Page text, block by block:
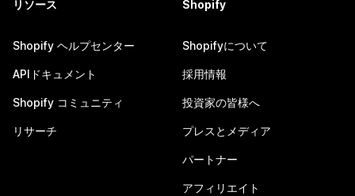
リソース
Shopify ヘルプセンター
APIドキュメント
Shopify コミュニティ
リサーチ
Shopify
Shopifyについて
採用情報
投資家の皆様へ
プレスとメディア
パートナー
アフィリエイト